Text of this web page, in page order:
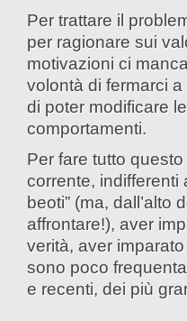
Per trattare il
per ragionare sui
motivazioni ci
volontà di fermarci
di poter modificare
comportamenti.
Per fare tutto
corrente, indifferenti
beoti” (ma,
affrontare!), aver
verità, aver
sono poco
e recenti, dei più